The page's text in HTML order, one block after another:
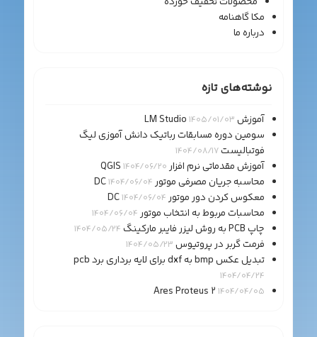
مکا گاهنامه
درباره ما
نوشته‌های تازه
آموزش LM Studio 1405/01/03
سومین دوره مسابقات رباتیک دانش آموزی لیگ
فوتبالیست1404/08/17
آموزش مقدماتی نرم افزار QGIS1404/06/20
محاسبه جریان مصرفی موتور DC1404/06/04
معکوس کردن دور موتور DC1404/06/04
محاسبات مربوط به انتخاب موتور 1404/06/04
چاپ PCB به روش لیزر فایبر مارکینگ 1404/05/24
فرمت گربر در پروتیوس 1404/05/23
تبدیل عکس bmp به dxf برای لایه برداری برد pcb
1404/04/24
Ares Proteus 2 1404/04/05